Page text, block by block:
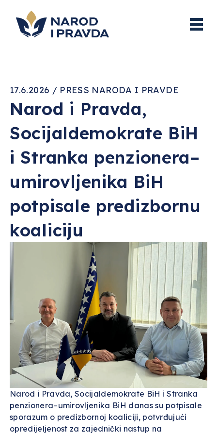
17.6.2026 / PRESS NARODA I PRAVDE
Narod i Pravda,
Socijaldemokrate BiH
i Stranka penzionera–
umirovljenika BiH
potpisale predizbornu
koaliciju
Narod i Pravda, Socijaldemokrate BiH i Stranka
penzionera–umirovljenika BiH danas su potpisale
sporazum o predizbornoj koaliciji, potvrđujući
opredijeljenost za zajednički nastup na